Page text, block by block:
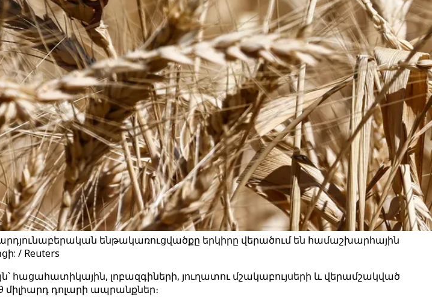
ենթակառուցվածքը երկիրը վերածում են համաշխարհային
/ Reuters
լոբազգիների, յուղատու մշակաբույսերի և վերամշակված
դոլարի ապրանքներ։